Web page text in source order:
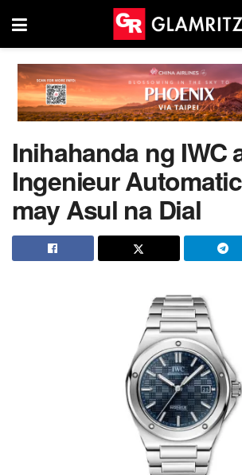
Inihahanda ng IWC
Ingenieur
may Asul na Dial